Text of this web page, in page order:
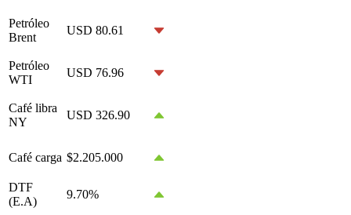
Petróleo
Brent
USD 80.61
Petróleo
WTI
USD 76.96
Café libra
NY
USD 326.90
Café carga $2.205.000
DTF
(E.A)
9.70%